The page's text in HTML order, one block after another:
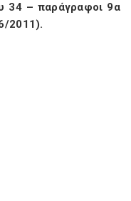
34 – παράγραφοι 9α
2011).